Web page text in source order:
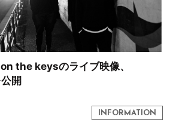
the keysのライブ映像、
開